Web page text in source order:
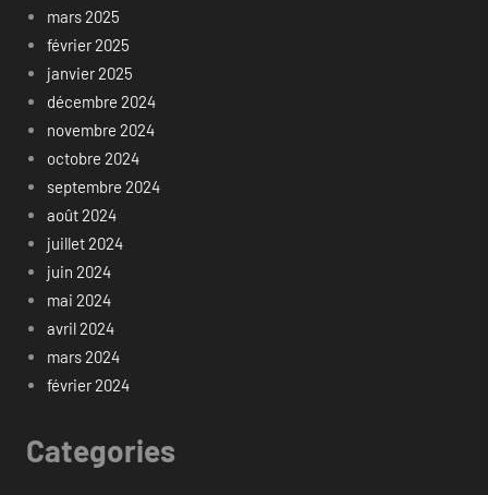
mars 2025
février 2025
janvier 2025
décembre 2024
novembre 2024
octobre 2024
septembre 2024
août 2024
juillet 2024
juin 2024
mai 2024
avril 2024
mars 2024
février 2024
Categories